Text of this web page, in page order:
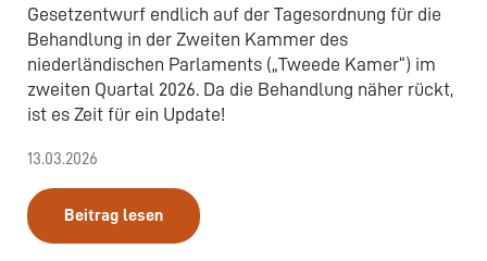
Gesetzentwurf endlich auf der Tagesordnung für die
Behandlung in der Zweiten Kammer des
niederländischen Parlaments („Tweede Kamer“) im
zweiten Quartal 2026. Da die Behandlung näher rückt,
ist es Zeit für ein Update!
13.03.2026
Beitrag lesen